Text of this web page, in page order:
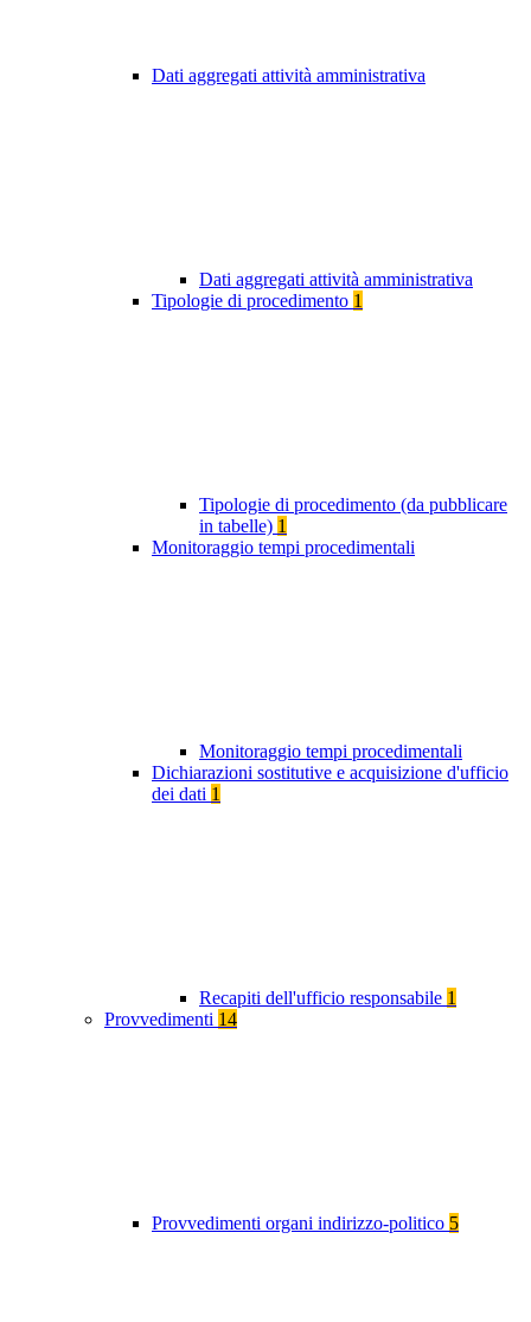
Dati aggregati attività amministrativa
Dati aggregati attività amministrativa
Tipologie di procedimento 1
Tipologie di procedimento (da pubblicare
in tabelle) 1
Monitoraggio tempi procedimentali
Monitoraggio tempi procedimentali
Dichiarazioni sostitutive e acquisizione d'ufficio
dei dati 1
Recapiti dell'ufficio responsabile 1
Provvedimenti 14
Provvedimenti organi indirizzo-politico 5